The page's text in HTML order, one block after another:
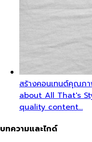
สร้างคอนเทนต์คุณภ
about All That's
quality content…
บทความและไกด์